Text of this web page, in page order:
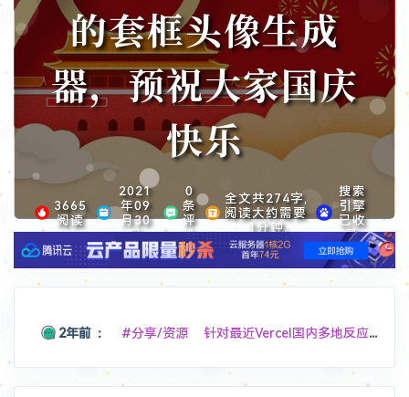
的套框头像生成
器，预祝大家国庆
快乐
3665
阅读
2021
年09
月30
日
0
条
评
论
全文共274字,
阅读大约需要
1分钟
搜索
引擎
已收
录
2年前 ： #分享/资源 针对最近Vercel国内多地反应DNS解析跳反诈，分享个可用的中国DNS，
11个月前 #分享/福利 Edgeone 测速页面免费 4 个激活码